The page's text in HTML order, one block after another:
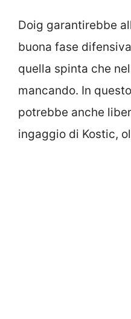
Doig garantirebbe
buona fase
quella spinta che
mancando. In
potrebbe anche
ingaggio di Kostic,